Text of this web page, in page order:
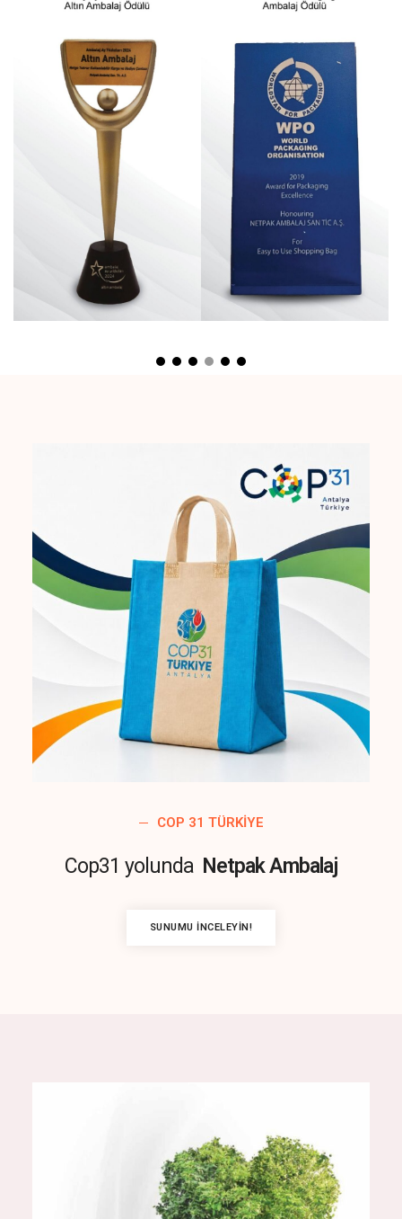
COP 31 TÜRKIYE
Cop31 yolunda Netpak Ambalaj
SUNUMU İNCELEYIN!